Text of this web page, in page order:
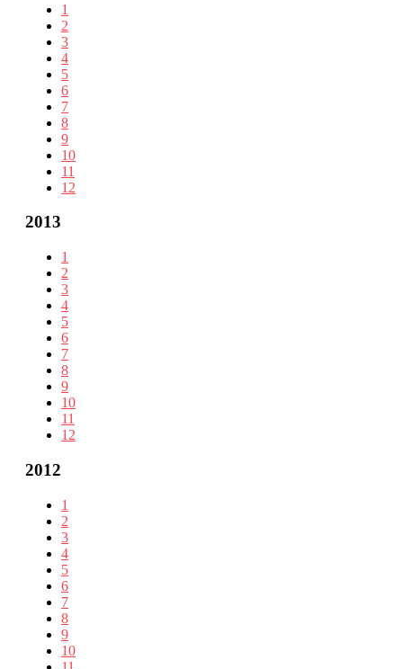
1
2
3
4
5
6
7
8
9
10
11
12
2013
1
2
3
4
5
6
7
8
9
10
11
12
2012
1
2
3
4
5
6
7
8
9
10